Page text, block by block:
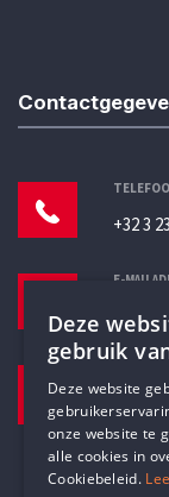
+32 3
E-
Deze
gebruik
Deze website
onze website te
alle cookies in
Cookiebeleid.